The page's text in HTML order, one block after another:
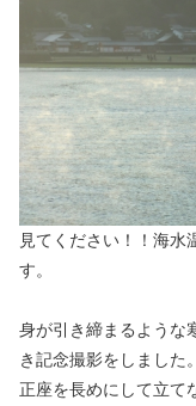
見てください！！海水
す。
身が引き締まるような
き記念撮影をしました。
正座を長めにして立て